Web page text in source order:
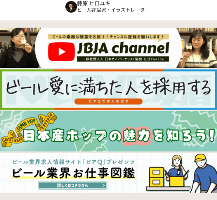
藤原 ヒロユキ
ビール評論家・イラストレーター